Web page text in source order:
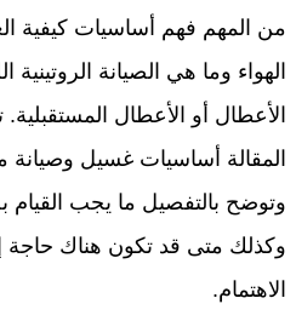
من المهم فهم أساسيات كيفية
الهواء وما هي الصيانة الروتينية
الأعطال أو الأعطال
المقالة أساسيات غسيل وصيانة
وتوضح بالتفصيل ما يجب القيام
وكذلك متى قد تكون هناك حاجة
الاهتمام.